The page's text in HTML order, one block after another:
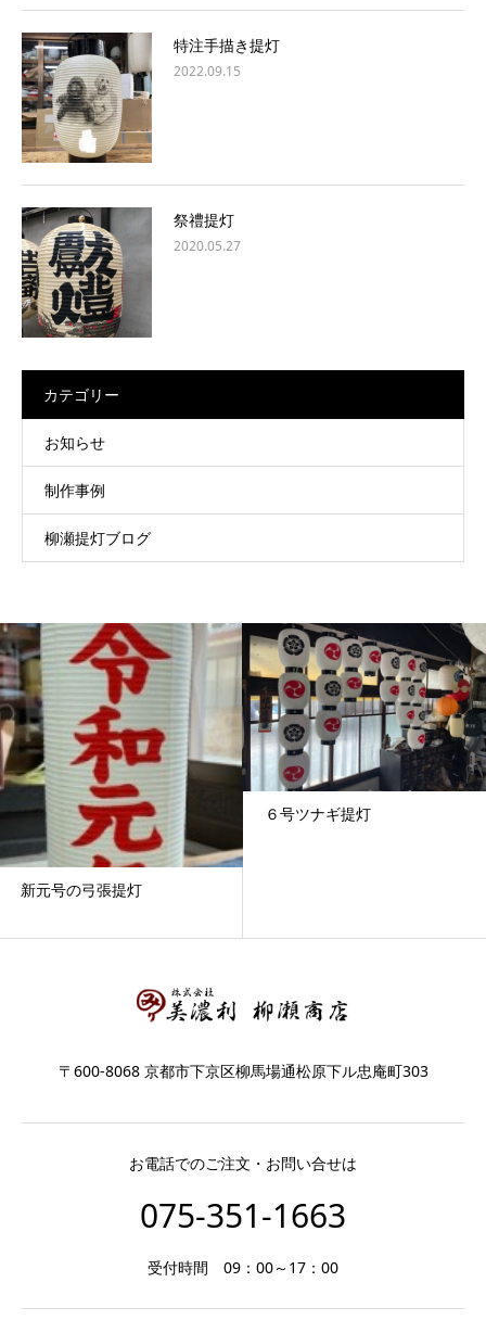
特注手描き提灯
2022.09.15
祭禮提灯
2020.05.27
カテゴリー
お知らせ
制作事例
柳瀬提灯ブログ
新元号の弓張提灯
６号ツナギ提灯
〒600-8068 京都市下京区柳馬場通松原下ル忠庵町303
お電話でのご注文・お問い合せは
075-351-1663
受付時間 09：00～17：00